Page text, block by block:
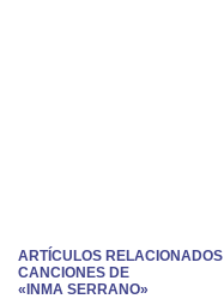
ARTÍCULOS
CANCIONES DE
«INMA SERRANO»